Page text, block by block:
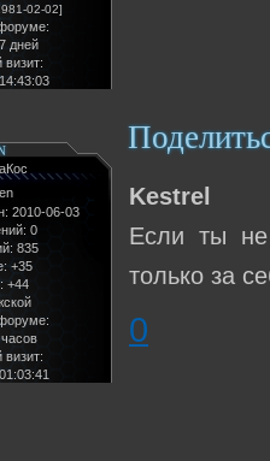
02-02]
дней
визит:
: 2010-06-03
0
835
+35
+44
визит:
Kestrel
Если ты не
только за
0